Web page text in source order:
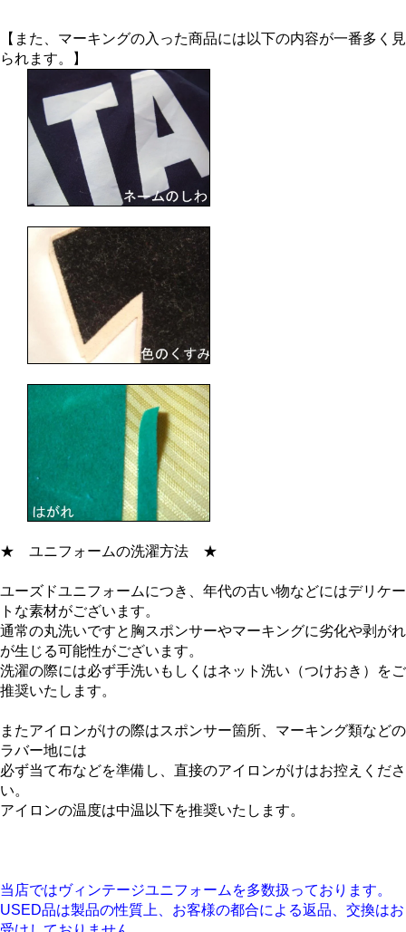
【また、マーキングの入った商品には以下の内容が一番多く見
られます。】
★ ユニフォームの洗濯方法 ★
ユーズドユニフォームにつき、年代の古い物などにはデリケー
トな素材がございます。
通常の丸洗いですと胸スポンサーやマーキングに劣化や剥がれ
が生じる可能性がございます。
洗濯の際には必ず手洗いもしくはネット洗い（つけおき）をご
推奨いたします。
またアイロンがけの際はスポンサー箇所、マーキング類などの
ラバー地には
必ず当て布などを準備し、直接のアイロンがけはお控えくださ
い。
アイロンの温度は中温以下を推奨いたします。
当店ではヴィンテージユニフォームを多数扱っております。
USED品は製品の性質上、お客様の都合による返品、交換はお